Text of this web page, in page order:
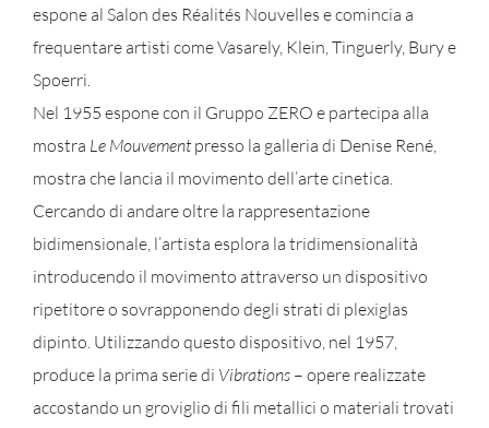
espone al Salon des Réalités Nouvelles e comincia a
frequentare artisti come Vasarely, Klein, Tinguerly, Bury e
Spoerri.
Nel 1955 espone con il Gruppo ZERO e partecipa alla
mostra Le Mouvementpresso la galleria di Denise René,
mostra che lancia il movimento dell’arte cinetica.
Cercando di andare oltre la rappresentazione
bidimensionale, l’artista esplora la tridimensionalità
introducendo il movimento attraverso un dispositivo
ripetitore o sovrapponendo degli strati di plexiglas
dipinto. Utilizzando questo dispositivo, nel 1957,
produce la prima serie di Vibrations– opere realizzate
accostando un groviglio di fili metallici o materiali trovati